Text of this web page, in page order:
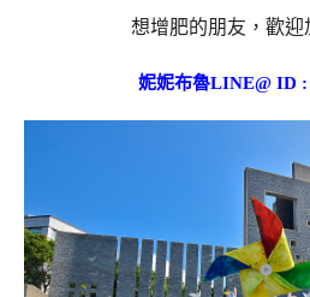
想增肥的朋友，歡迎
妮妮布魯LINE@ ID :